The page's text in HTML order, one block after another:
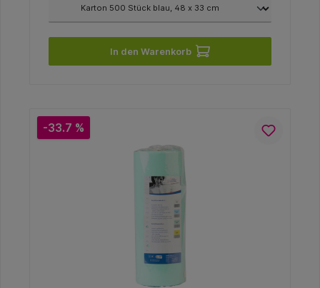
In den Warenkorb
-33.7 %